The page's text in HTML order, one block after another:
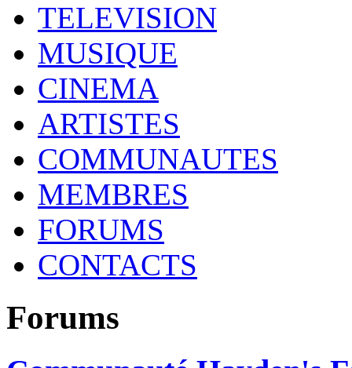
TELEVISION
MUSIQUE
CINEMA
ARTISTES
COMMUNAUTES
MEMBRES
FORUMS
CONTACTS
Forums